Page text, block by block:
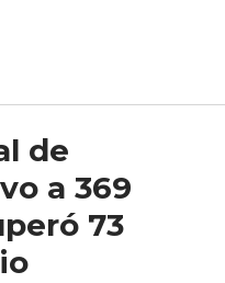
de
a 369
73